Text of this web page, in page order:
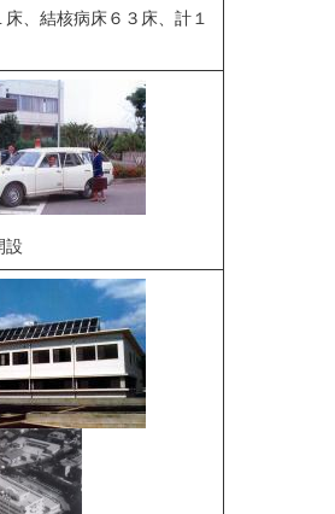
、結核病床６３床、計１
設